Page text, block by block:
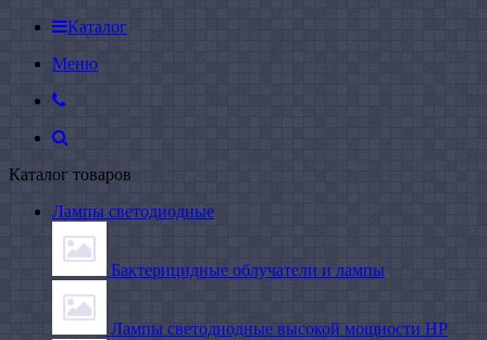
Каталог
Меню
Каталог товаров
Лампы светодиодные
Бактерицидные облучатели и лампы
Лампы светодиодные высокой мощности HP